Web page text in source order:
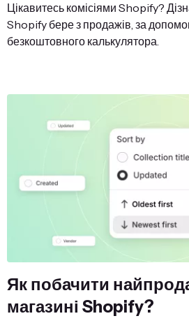
Цікавитесь комісіями Shopify?
Shopify бере з продажів, за
безкоштовного калькулятора.
Як побачити
магазині Shopify?